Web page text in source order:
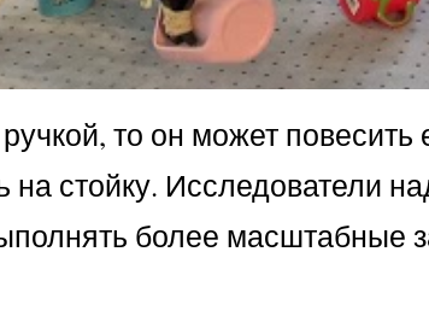
то он может
на стойку. Исследователи
более масштабные